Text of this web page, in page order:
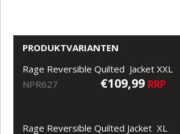
PRODUKTVARIANTEN
Rage Reversible Quilted Jacket XXL
NPR627
€109,99 RRP
Rage Reversible Quilted Jacket XL